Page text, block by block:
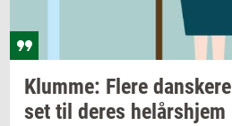
Klum­me: Flere dan­ske­re
set til deres helårs­hjem